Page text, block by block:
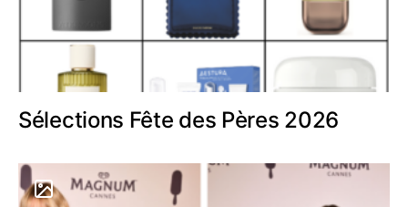
Sélections Fête des Pères 2026